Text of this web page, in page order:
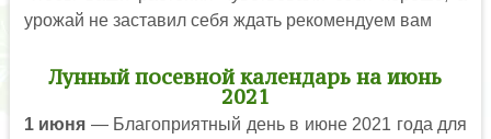
урожай не заставил себя ждать рекомендуем вам
Лунный посевной календарь на июнь
2021
1 июня — Благоприятный день в июне 2021 года для